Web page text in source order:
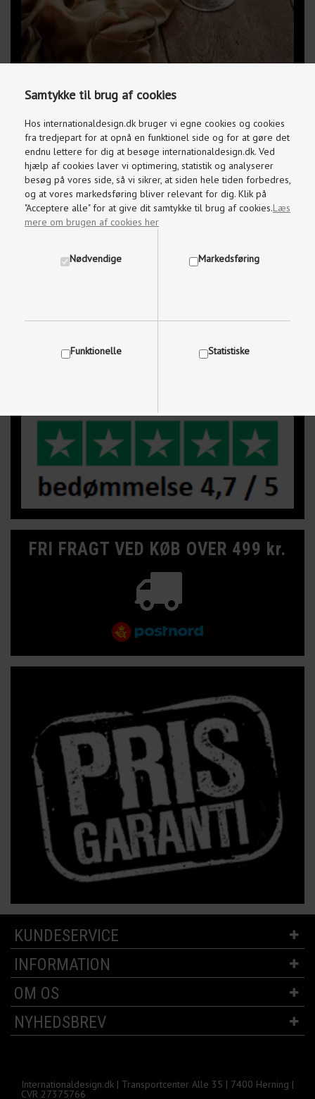
Samtykke til brug af cookies
Hos internationaldesign.dk bruger vi egne cookies og cookies
fra tredjepart for at opnå en funktionel side og for at gøre det
endnu lettere for dig at besøge internationaldesign.dk. Ved
hjælp af cookies laver vi optimering, statistik og analyserer
besøg på vores side, så vi sikrer, at siden hele tiden forbedres,
og at vores markedsføring bliver relevant for dig. Klik på
"Acceptere alle" for at give dit samtykke til brug af cookies.Læs
mere om brugen af cookies her
Nødvendige Markedsføring
Funktionelle Statistiske
Vis cookie detaljer
Kundeservice
Brug for hjælp, kontakt os på
97 87 18 87
Mandag-Fredag kl. 09.00 - 17.30
Lørdage og søndage kl. 10.00 - 15.00
FRI FRAGT VED KØB OVER 499 kr.
KUNDESERVICE
INFORMATION
OM OS
NYHEDSBREV
Internationaldesign.dk | Transportcenter Alle 35 | 7400 Herning |
CVR 27375766